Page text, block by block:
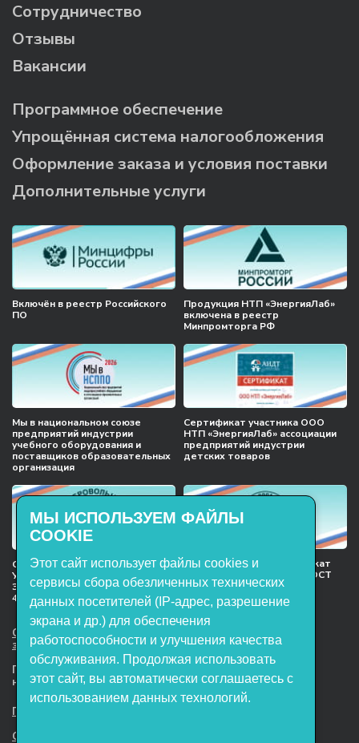
Сотрудничество
Отзывы
Вакансии
Программное обеспечение
Упрощённая система налогообложения
Оформление заказа и условия поставки
Дополнительные услуги
Включён в реестр Российского
ПО
Продукция НТП «ЭнергияЛаб»
включена в реестр
Минпромторга РФ
Мы в национальном союзе
предприятий индустрии
учебного оборудования и
поставщиков образовательных
организация
Сертификат участника ООО
НТП «ЭнергияЛаб» ассоциации
предприятий индустрии
детских товаров
Сертификат соответствия
Учебное оборудование, марки
ЭнергияЛаб ТУ 32.99.53–001–
47627947–2021 Серийный выпуск
Международный сертификат
менеджмента качества ГОСТ
ISO 9001:2015
ООО НТП «ЭнергияЛаб». Все права
защищены.
Представленная на сайте информация
не является публичной офертой
Пользовательское соглашение
Согласие на обработку персональных данных
МЫ ИСПОЛЬЗУЕМ ФАЙЛЫ
COOKIE
Этот сайт использует файлы cookies и
сервисы сбора обезличенных технических
данных посетителей (IP-адрес, разрешение
экрана и др.) для обеспечения
работоспособности и улучшения качества
обслуживания. Продолжая использовать
этот сайт, вы автоматически соглашаетесь с
использованием данных технологий.